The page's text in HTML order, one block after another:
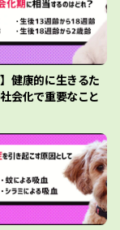
】健康的に生きるた
会化で重要なこと